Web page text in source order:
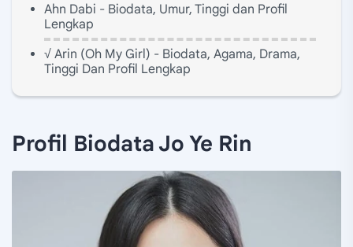
Ahn Dabi - Biodata, Umur, Tinggi dan Profil
Lengkap
√ Arin (Oh My Girl) - Biodata, Agama, Drama,
Tinggi Dan Profil Lengkap
Profil Biodata Jo Ye Rin